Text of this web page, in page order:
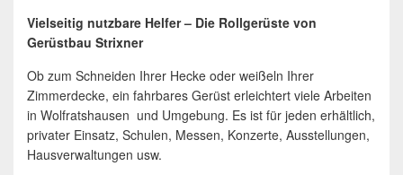
Vielseitig nutzbare Helfer – Die Rollgerüste von
Gerüstbau Strixner
Ob zum Schneiden Ihrer Hecke oder weißeln Ihrer
Zimmerdecke, ein fahrbares Gerüst erleichtert viele Arbeiten
in Wolfratshausen und Umgebung. Es ist für jeden erhältlich,
privater Einsatz, Schulen, Messen, Konzerte, Ausstellungen,
Hausverwaltungen usw.